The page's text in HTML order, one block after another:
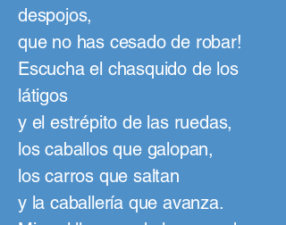
despojos,
que no has cesado de robar!
Escucha el chasquido de los
látigos
y el estrépito de las ruedas,
los caballos que galopan,
los carros que saltan
y la caballería que avanza.